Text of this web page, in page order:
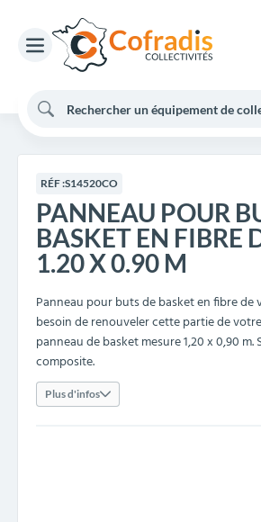
RÉF :S14520CO
PANNEAU POUR
BASKET EN FIBRE
1.20 X 0.90 M
Panneau pour buts de basket en fibre de
besoin de renouveler cette partie de
panneau de basket mesure 1,20 x 0,90 m.
composite.
Plus d'infos